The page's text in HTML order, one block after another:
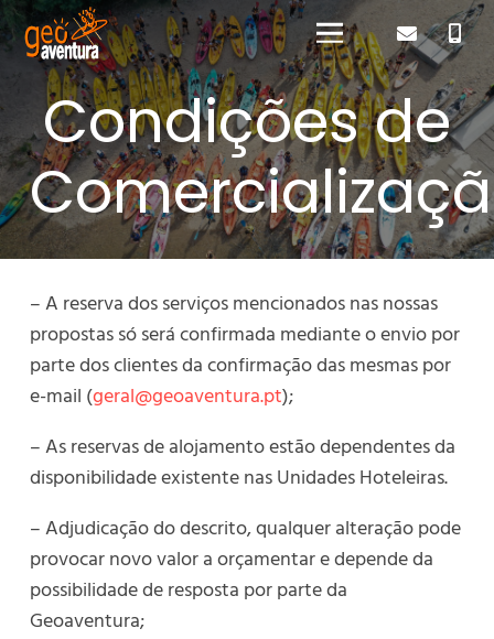
Condições de
– A reserva dos serviços mencionados nas nossas
propostas só será confirmada mediante o envio por
parte dos clientes da confirmação das mesmas por
e-mail (geral@geoaventura.pt);
– As reservas de alojamento estão dependentes da
disponibilidade existente nas Unidades Hoteleiras.
– Adjudicação do descrito, qualquer alteração pode
provocar novo valor a orçamentar e depende da
possibilidade de resposta por parte da
Geoaventura;